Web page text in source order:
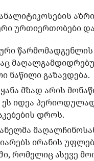
ურთიერთობები
ნაწილი გაზავდება.
მზად არის
- ეს იდეა
დროს.
ირანის
რომელიც ასევე